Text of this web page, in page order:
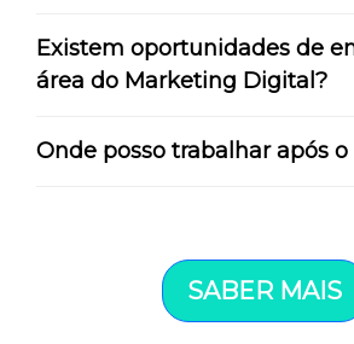
Existem oportunidades de
área do Marketing Digital?
Onde posso trabalhar após o
SABER MAIS